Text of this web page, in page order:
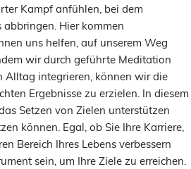
Kampf anfühlen, bei dem
Hier kommen
uns helfen, auf unserem Weg
wir durch geführte Meditation
integrieren, können wir die
Ergebnisse zu erzielen. In diesem
Setzen von Zielen unterstützen
können. Egal, ob Sie Ihre Karriere,
Bereich Ihres Lebens verbessern
sein, um Ihre Ziele zu erreichen.